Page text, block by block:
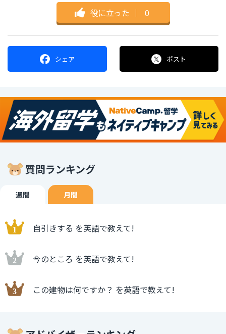
役に立った ｜ 0
シェア ポスト
質問ランキング
週間 月間
自引きする を英語で教えて!
今のところ を英語で教えて!
この建物は何ですか？ を英語で教えて!